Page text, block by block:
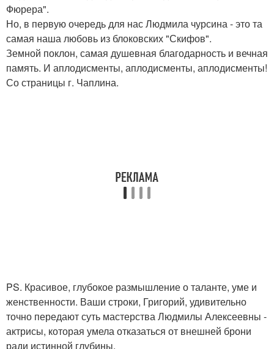
Фюрера".
Но, в первую очередь для нас Людмила чурсина - это та
самая наша любовь из блоковских "Скифов".
Земной поклон, самая душевная благодарность и вечная
память. И аплодисменты, аплодисменты, аплодисменты!
Со страницы г. Чаплина.
PS. Красивое, глубокое размышление о таланте, уме и
женственности. Ваши строки, Григорий, удивительно
точно передают суть мастерства Людмилы Алексеевны -
актрисы, которая умела отказаться от внешней брони
ради истинной глубины.